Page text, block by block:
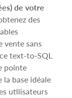
de votre
des
vente sans
text-to-SQL
pointe
la base idéale
utilisateurs